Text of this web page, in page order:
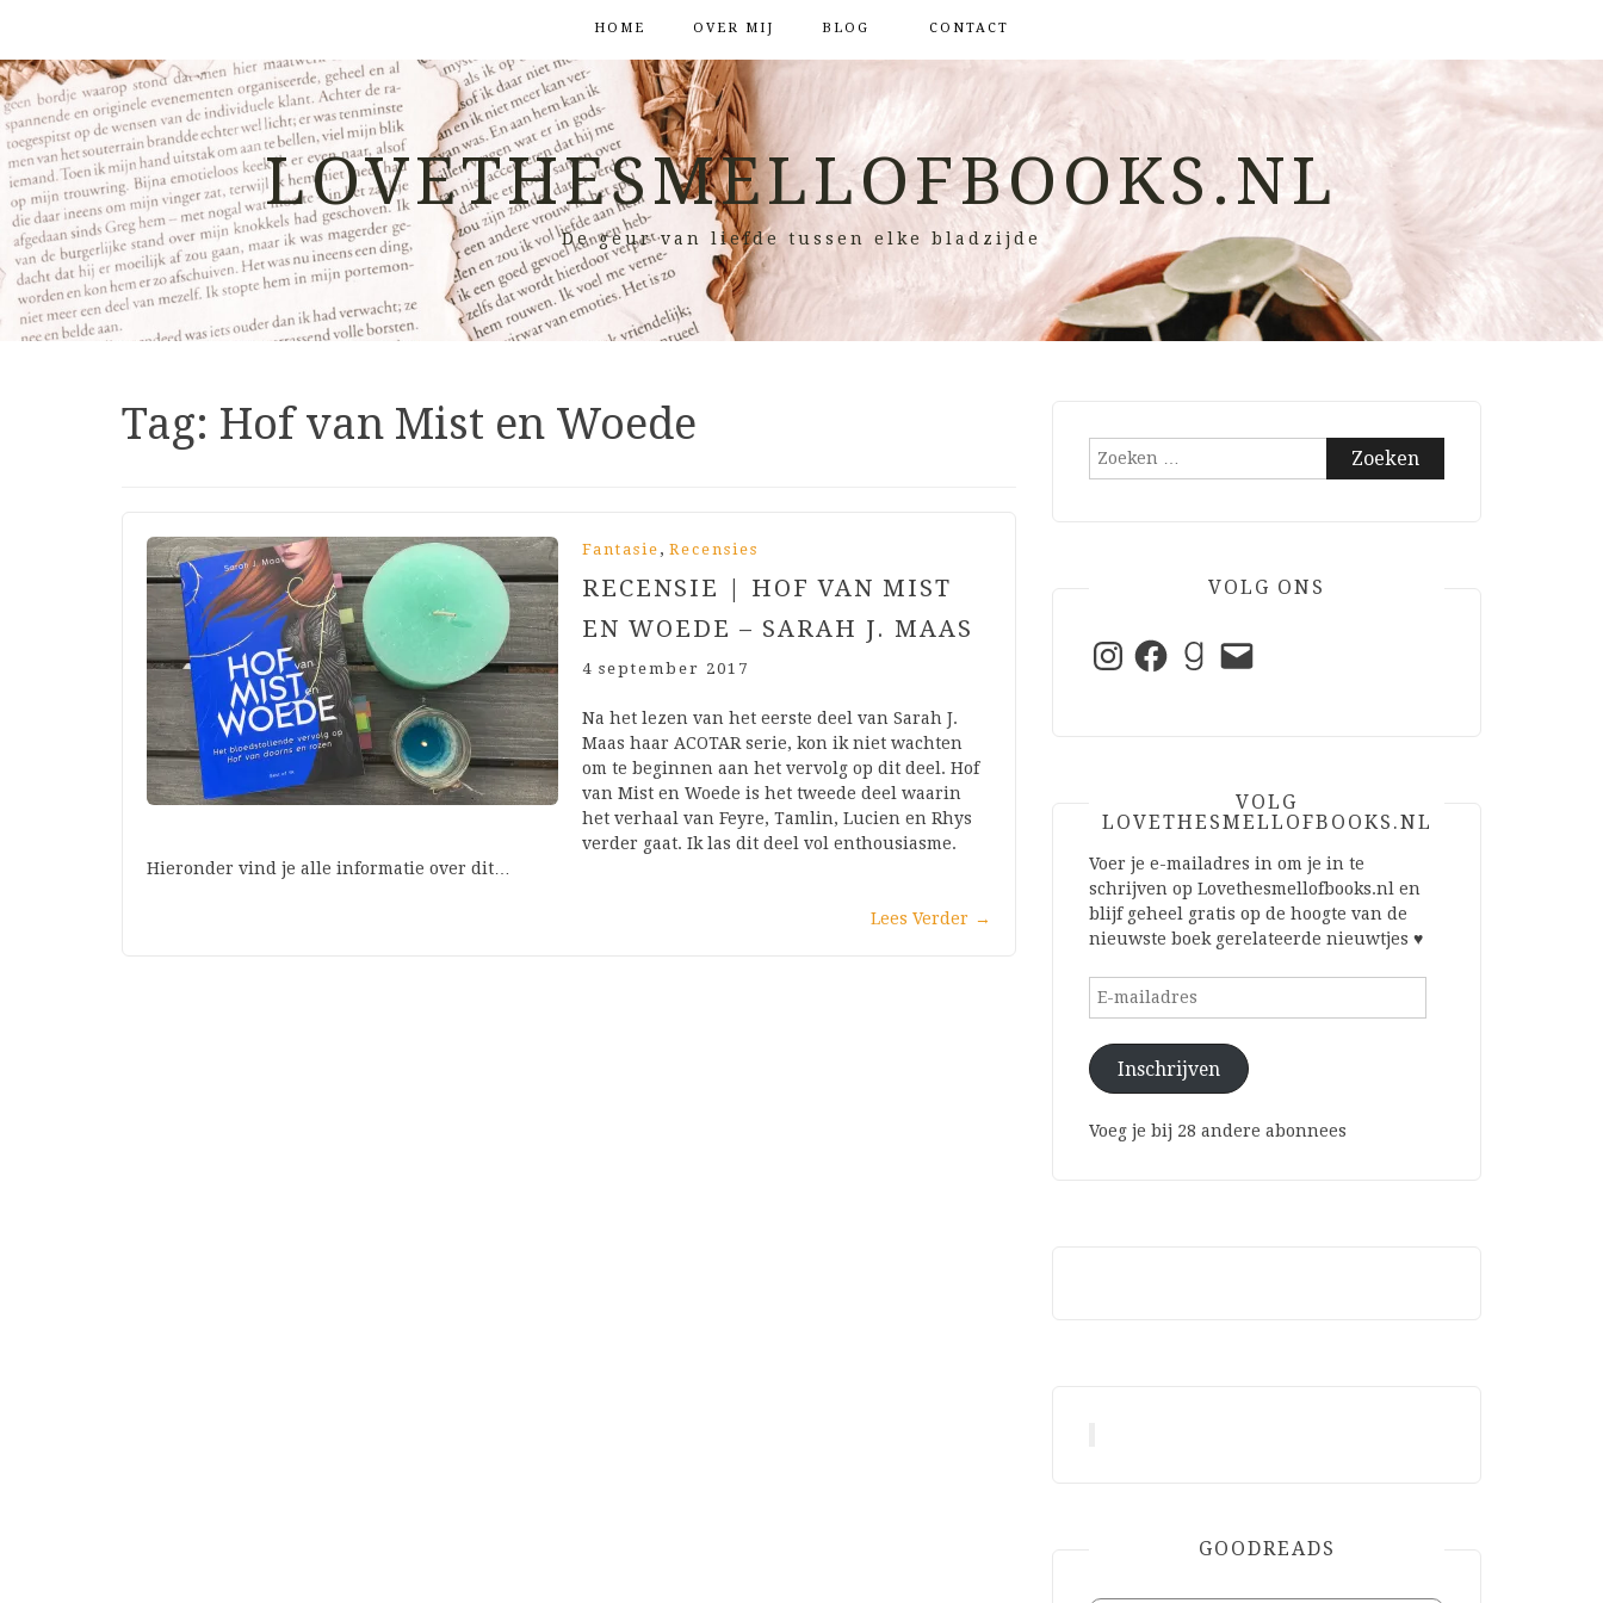
HOME OVER MIJ BLOG CONTACT
LOVETHESMELLOFBOOKS.NL
De geur van liefde tussen elke bladzijde
Tag: Hof van Mist en Woede
Fantasie , Recensies
RECENSIE | HOF VAN MIST
EN WOEDE – SARAH J. MAAS
4 september 2017
Na het lezen van het eerste deel van Sarah J.
Maas haar ACOTAR serie, kon ik niet wachten
om te beginnen aan het vervolg op dit deel. Hof
van Mist en Woede is het tweede deel waarin
het verhaal van Feyre, Tamlin, Lucien en Rhys
verder gaat. Ik las dit deel vol enthousiasme.
Hieronder vind je alle informatie over dit…
Lees Verder →
Zoeken
VOLG ONS
InstagramFacebookGoodreads
E-
mail
VOLG
LOVETHESMELLOFBOOKS.NL
Voer je e-mailadres in om je in te
schrijven op Lovethesmellofbooks.nl en
blijf geheel gratis op de hoogte van de
nieuwste boek gerelateerde nieuwtjes ♥
E-
Inschrijven
Voeg je bij 28 andere abonnees
GOODREADS